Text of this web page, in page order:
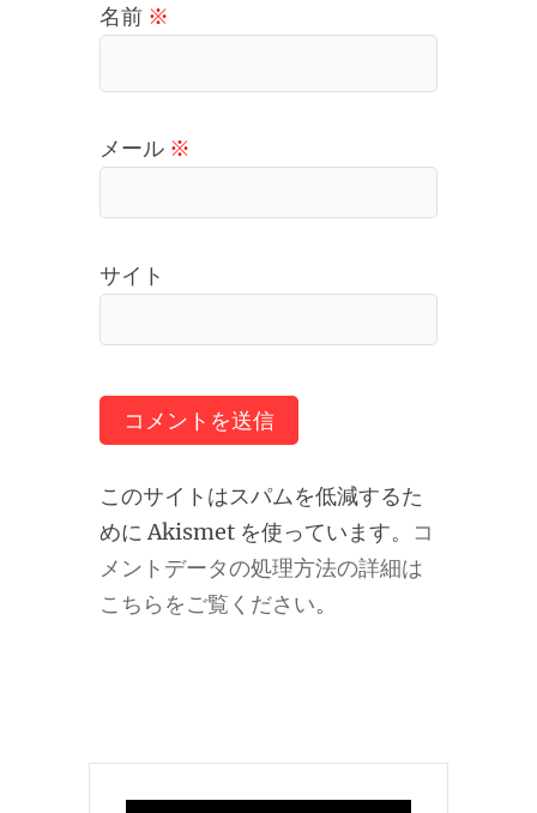
名前 ※
メール ※
サイト
このサイトはスパムを低減するた
めに Akismet を使っています。 コ
メントデータの処理方法の詳細は
こちらをご覧ください。